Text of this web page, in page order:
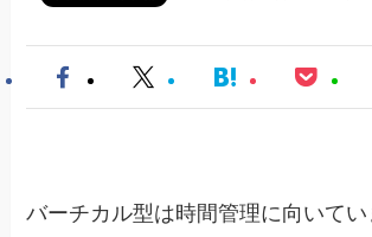
バーチカル型は時間管理に向いてい